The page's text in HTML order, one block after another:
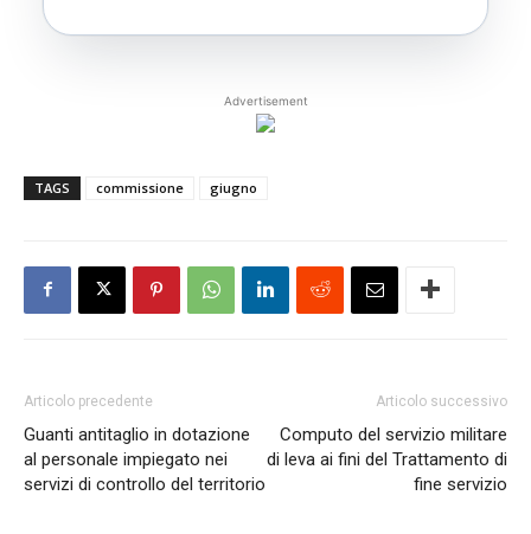
Advertisement
TAGS commissione giugno
Articolo precedente
Guanti antitaglio in dotazione
al personale impiegato nei
servizi di controllo del territorio
Articolo successivo
Computo del servizio militare
di leva ai fini del Trattamento di
fine servizio